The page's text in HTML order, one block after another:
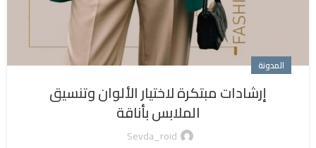
المدونة
إرشادات مبتكرة لاختيار الألوان وتنسيق
الملابس بأناقة
Sevda_roid